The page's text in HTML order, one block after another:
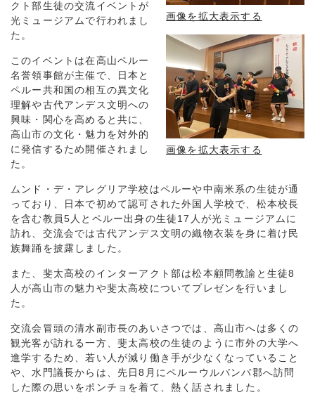
画像を拡大表示する
画像を拡大表示する
クト部生徒の交流イベントが
光ミュージアムで行われまし
た。
このイベントは在高山ペルー
名誉領事館が主催で、日本と
ペルー共和国の相互の異文化
理解や古代アンデス文明への
興味・関心を高めると共に、
高山市の文化・魅力を対外的
に発信するため開催されまし
た。
ムンド・デ・アレグリア学校はペルーや中南米系の生徒が通
っており、日本で初めて認可された外国人学校で、松本校長
を含む教員5人とペルー出身の生徒17人が光ミュージアムに
訪れ、交流会では古代アンデス文明の織物衣装を身に着け民
族舞踊を披露しました。
また、斐太高校のインターアクト部は松本顧問教諭と生徒8
人が高山市の魅力や斐太高校についてプレゼンを行いまし
た。
交流会冒頭の清水副市長のあいさつでは、高山市へは多くの
観光客が訪れる一方、斐太高校の生徒のように市外の大学へ
進学するため、若い人が減り働き手が少なくなっていること
や、水門議長からは、先日8月にペルーウルバンバ郡へ訪問
した際の思いをポンチョを着て、熱く話されました。